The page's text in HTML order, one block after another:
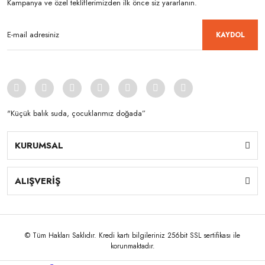
Kampanya ve özel tekliflerimizden ilk önce siz yararlanın.
KAYDOL
"Küçük balık suda, çocuklarımız doğada”
KURUMSAL
ALIŞVERİŞ
© Tüm Hakları Saklıdır. Kredi kartı bilgileriniz 256bit SSL sertifikası ile
korunmaktadır.